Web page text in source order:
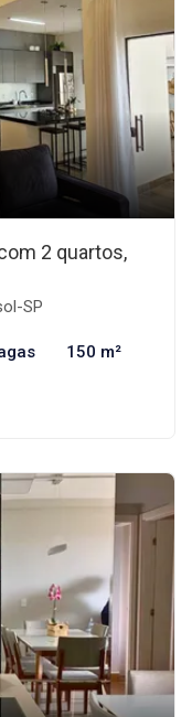
2 quartos,
SP
150 m²